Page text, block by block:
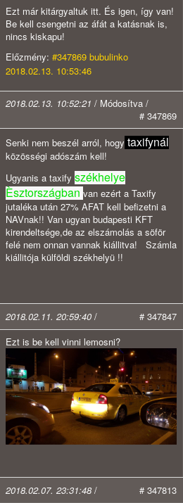
Ezt már kitárgyaltuk itt. És igen, így van!
Be kell csengetni az áfát a katásnak is,
nincs kiskapu!
Előzmény: #347869 bubulinko
2018.02.13. 10:53:46
2018.02.13. 10:52:21 / Módosítva /
# 347869
Senki nem beszél arról, hogy taxifynál
közösségi adószám kell!
Ugyanis a taxify székhelye
Èsztországban van ezért a Taxify
jutaléka után 27% AFAT kell befizetni a
NAVnak!! Van ugyan budapesti KFT
kirendeltsége,de az elszámolás a söför
felé nem onnan vannak kiállitva! Számla
kiállitója külföldi székhelyü !!
2018.02.11. 20:59:40 /
# 347847
Ezt is be kell vinni lemosni?
2018.02.07. 23:31:48 /
# 347813